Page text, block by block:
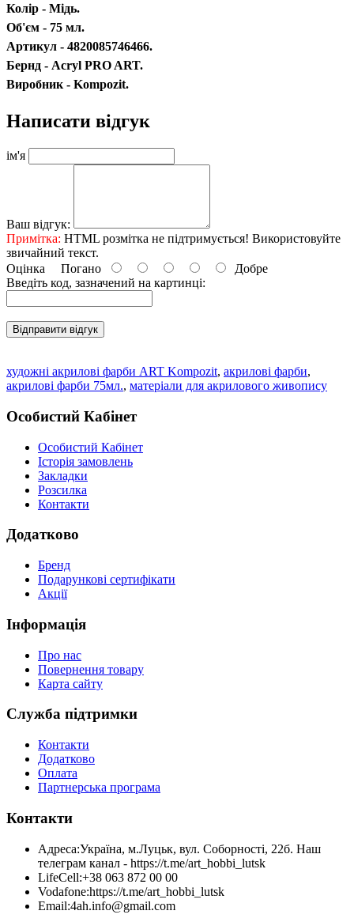
Колір - Мідь.
Об'єм - 75 мл.
Артикул - 4820085746466.
Бернд - Acryl PRO ART.
Виробник - Kompozit.
Написати відгук
ім'я
Ваш відгук:
Примітка: HTML розмітка не підтримується! Використовуйте
звичайний текст.
Оцінка Погано
Добре
Введіть код, зазначений на картинці:
Відправити відгук
художні акрилові фарби ART Kompozit, акрилові фарби,
акрилові фарби 75мл., матеріали для акрилового живопису
Особистий Кабінет
Особистий Кабінет
Історія замовлень
Закладки
Розсилка
Контакти
Додатково
Бренд
Подарункові сертифікати
Акції
Інформація
Про нас
Повернення товару
Карта сайту
Служба підтримки
Контакти
Додатково
Оплата
Партнерська програма
Контакти
Адреса:Україна, м.Луцьк, вул. Соборності, 22б. Наш
телеграм канал - https://t.me/art_hobbi_lutsk
LifeCell:+38 063 872 00 00
Vodafone:https://t.me/art_hobbi_lutsk
Email:4ah.info@gmail.com